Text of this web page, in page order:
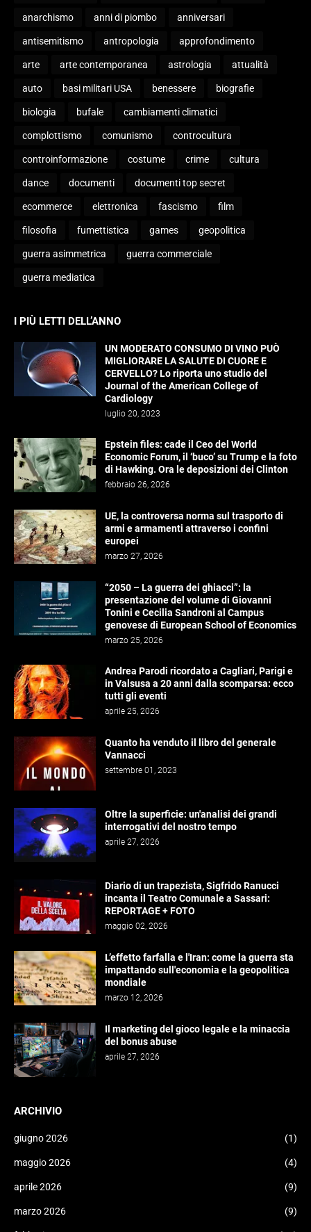
anarchismo anni di piombo anniversari
antisemitismo antropologia approfondimento
arte arte contemporanea astrologia attualità
auto basi militari USA benessere biografie
biologia bufale cambiamenti climatici
complottismo comunismo controcultura
controinformazione costume crime cultura
dance documenti documenti top secret
ecommerce elettronica fascismo film
filosofia fumettistica games geopolitica
guerra asimmetrica guerra commerciale
guerra mediatica
I PIÙ LETTI DELL’ANNO
UN MODERATO CONSUMO DI VINO PUÒ
MIGLIORARE LA SALUTE DI CUORE E
CERVELLO? Lo riporta uno studio del
Journal of the American College of
Cardiology
luglio 20, 2023
Epstein files: cade il Ceo del World
Economic Forum, il ‘buco’ su Trump e la foto
di Hawking. Ora le deposizioni dei Clinton
febbraio 26, 2026
UE, la controversa norma sul trasporto di
armi e armamenti attraverso i confini
europei
marzo 27, 2026
“2050 – La guerra dei ghiacci”: la
presentazione del volume di Giovanni
Tonini e Cecilia Sandroni al Campus
genovese di European School of Economics
marzo 25, 2026
Andrea Parodi ricordato a Cagliari, Parigi e
in Valsusa a 20 anni dalla scomparsa: ecco
tutti gli eventi
aprile 25, 2026
Quanto ha venduto il libro del generale
Vannacci
settembre 01, 2023
Oltre la superficie: un'analisi dei grandi
interrogativi del nostro tempo
aprile 27, 2026
Diario di un trapezista, Sigfrido Ranucci
incanta il Teatro Comunale a Sassari:
REPORTAGE + FOTO
maggio 02, 2026
L’effetto farfalla e l'Iran: come la guerra sta
impattando sull'economia e la geopolitica
mondiale
marzo 12, 2026
Il marketing del gioco legale e la minaccia
del bonus abuse
aprile 27, 2026
ARCHIVIO
giugno 2026 (1)
maggio 2026 (4)
aprile 2026 (9)
marzo 2026 (9)